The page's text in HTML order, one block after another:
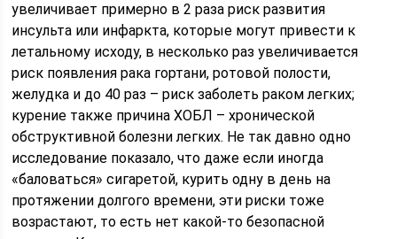
увеличивает примерно в 2 раза риск развития
инсульта или инфаркта, которые могут привести к
летальному исходу, в несколько раз увеличивается
риск появления рака гортани, ротовой полости,
желудка и до 40 раз – риск заболеть раком легких;
курение также причина ХОБЛ – хронической
обструктивной болезни легких. Не так давно одно
исследование показало, что даже если иногда
«баловаться» сигаретой, курить одну в день на
протяжении долгого времени, эти риски тоже
возрастают, то есть нет какой-то безопасной